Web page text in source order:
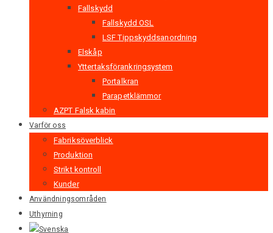
Fallskydd
Fallskydd OSL
LSF Tippskyddsanordning
Elskåp
Yttertaksförankringsystem
Portalkran
Parapetklämmor
AZPT Falsk kabin
Varför oss
Fabriksöverblick
Produktion
Strikt kontroll
Kunder
Användningsområden
Uthyrning